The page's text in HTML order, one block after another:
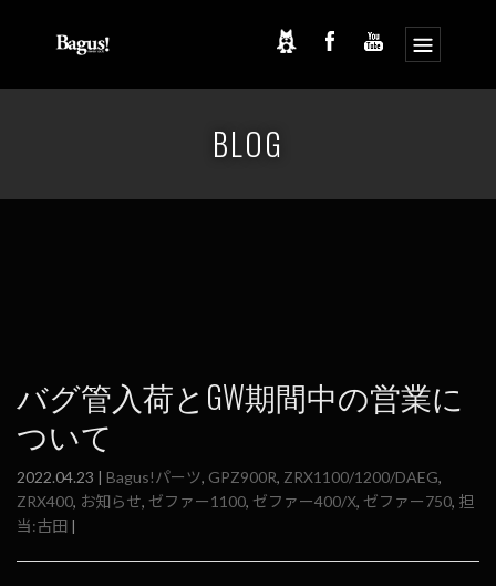
BLOG
バグ管入荷とGW期間中の営業に
ついて
2022.04.23 | Bagus!パーツ, GPZ900R, ZRX1100/1200/DAEG,
ZRX400, お知らせ, ゼファー1100, ゼファー400/Χ, ゼファー750, 担
当:古田 |